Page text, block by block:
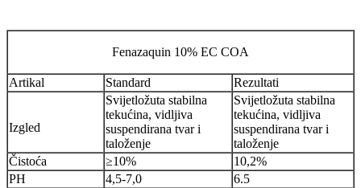
Fenazaquin 10% EC COA
Artikal Standard Rezultati
Izgled
Svijetložuta stabilna
tekućina, vidljiva
suspendirana tvar i
taloženje
Svijetložuta stabilna
tekućina, vidljiva
suspendirana tvar i
taloženje
Čistoća
≥10%
10,2%
PH
4,5-7,0
6.5